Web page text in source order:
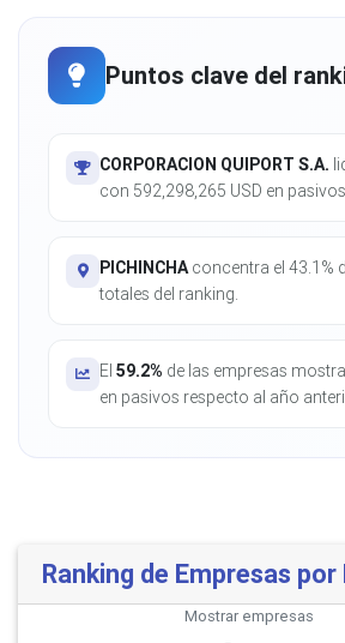
Puntos clave del
CORPORACION QUIPORT S.A.
con 592,298,265 USD en
PICHINCHAconcentra el 43.1%
totales del ranking.
El 59.2% de las empresas
en pasivos respecto al año
Ranking de Empresas
Mostrar empresas